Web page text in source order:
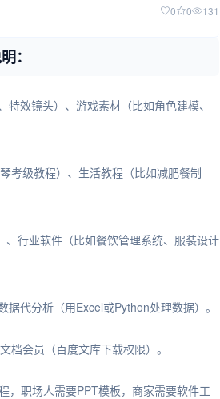
0 0 131
：
效镜头）、游戏素材（比如角色建模、
考级教程）、生活教程（比如减肥餐制
行业软件（比如餐饮管理系统、服装设计
代分析（用Excel或Python处理数据）。
档会员（百度文库下载权限）。
，职场人需要PPT模板，商家需要软件工